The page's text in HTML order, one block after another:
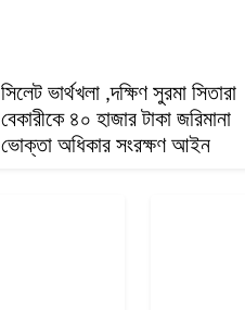
সিলেট ভার্থখলা ,দক্ষিণ সুরমা সিতারা
বেকারীকে ৪০ হাজার টাকা জরিমানা
ভোক্তা অধিকার সংরক্ষণ আইন